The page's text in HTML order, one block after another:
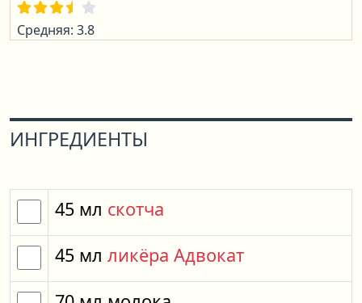
Средняя: 3.8
ИНГРЕДИЕНТЫ
45 мл скотча
45 мл ликёра Адвокат